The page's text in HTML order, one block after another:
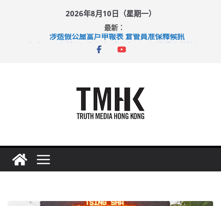
2026年8月10日（星期一）
最新：
涉造假公屋富戶申報表 倉管員准保釋候訊